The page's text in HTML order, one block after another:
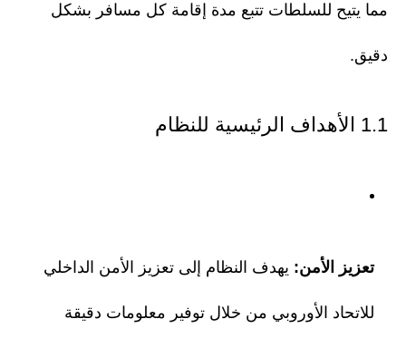
مما يتيح للسلطات تتبع مدة إقامة كل مسافر بشكل
دقيق.
1.1 الأهداف الرئيسية للنظام
تعزيز الأمن: يهدف النظام إلى تعزيز الأمن الداخلي
للاتحاد الأوروبي من خلال توفير معلومات دقيقة